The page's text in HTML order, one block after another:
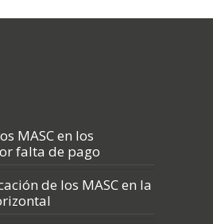
MASC en los
falta de pago
de los MASC en la